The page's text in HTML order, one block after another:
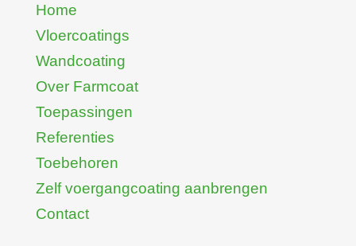
Home
Vloercoatings
Wandcoating
Over Farmcoat
Toepassingen
Referenties
Toebehoren
Zelf voergangcoating aanbrengen
Contact